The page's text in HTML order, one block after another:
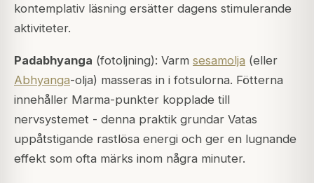
kontemplativ läsning ersätter dagens stimulerande
aktiviteter.
Padabhyanga (fotoljning): Varm sesamolja (eller
Abhyanga-olja) masseras in i fotsulorna. Fötterna
innehåller Marma-punkter kopplade till
nervsystemet - denna praktik grundar Vatas
uppåtstigande rastlösa energi och ger en lugnande
effekt som ofta märks inom några minuter.